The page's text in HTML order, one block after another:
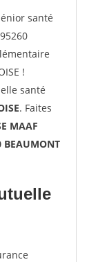
santé
!
santé
. Faites
MAAF